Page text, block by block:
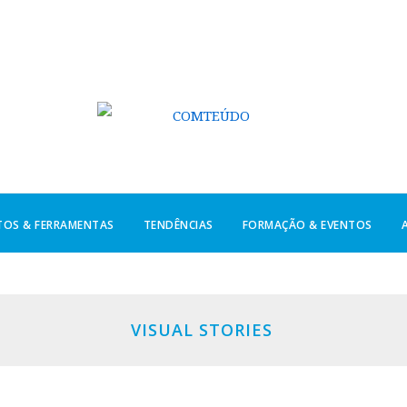
& FERRAMENTAS TENDÊNCIAS FORMAÇÃO & EVENTOS
VISUAL STORIES